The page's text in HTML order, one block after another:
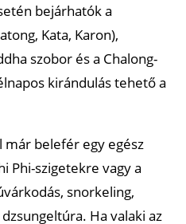
bejárhatók a
Kata, Karon),
szobor és a Chalong-
kirándulás tehető a
már belefér egy egész
Phi-szigetekre vagy a
snorkeling,
Ha valaki az